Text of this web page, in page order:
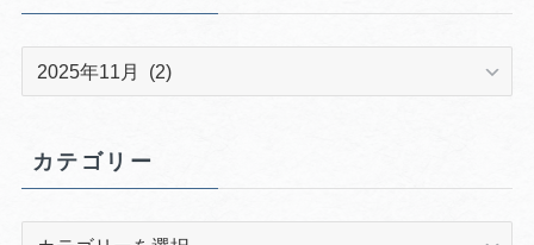
ア
イ
ブ
カテゴリー